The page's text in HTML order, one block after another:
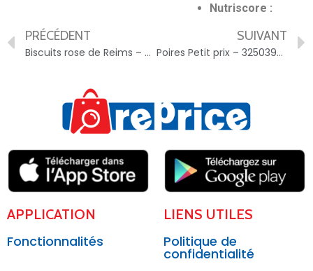
Nutriscore :
PRÉCÉDENT
Biscuits rose de Reims – 3435070021780
SUIVANT
Poires Petit prix – 3250399915776
APPLICATION
Fonctionnalités
LIENS UTILES
Politique de
confidentialité